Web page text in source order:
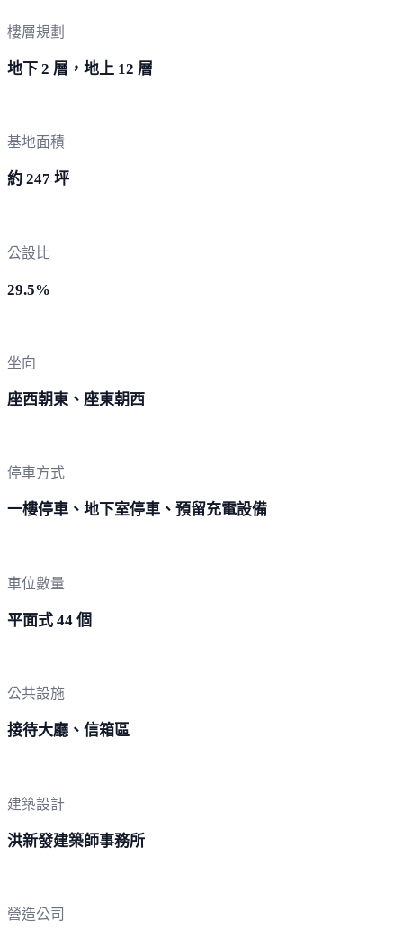
樓層規劃
地下 2 層，地上 12 層
基地面積
約 247 坪
公設比
29.5%
坐向
座西朝東、座東朝西
停車方式
一樓停車、地下室停車、預留充電設備
車位數量
平面式 44 個
公共設施
接待大廳、信箱區
建築設計
洪新發建築師事務所
營造公司